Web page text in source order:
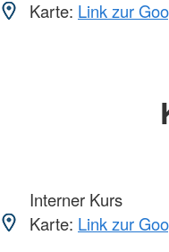
Karte: Link zur
Interner Kurs
Karte: Link zur